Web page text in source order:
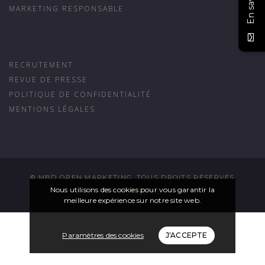
MARKETING RESPONSABLE
RECRUTEMENT
REVUE DE PRESSE
POLITIQUE DE CONFIDENTIALITÉ
MENTIONS LÉGALES
© MBD OPEN MARKETING. TOUS DROITS RÉSERVÉS
RETOUR HAUT DE PAGE
Nous utilisons des cookies pour vous garantir la
meilleure expérience sur notre site web.
Paramètres des cookies J'ACCEPTE